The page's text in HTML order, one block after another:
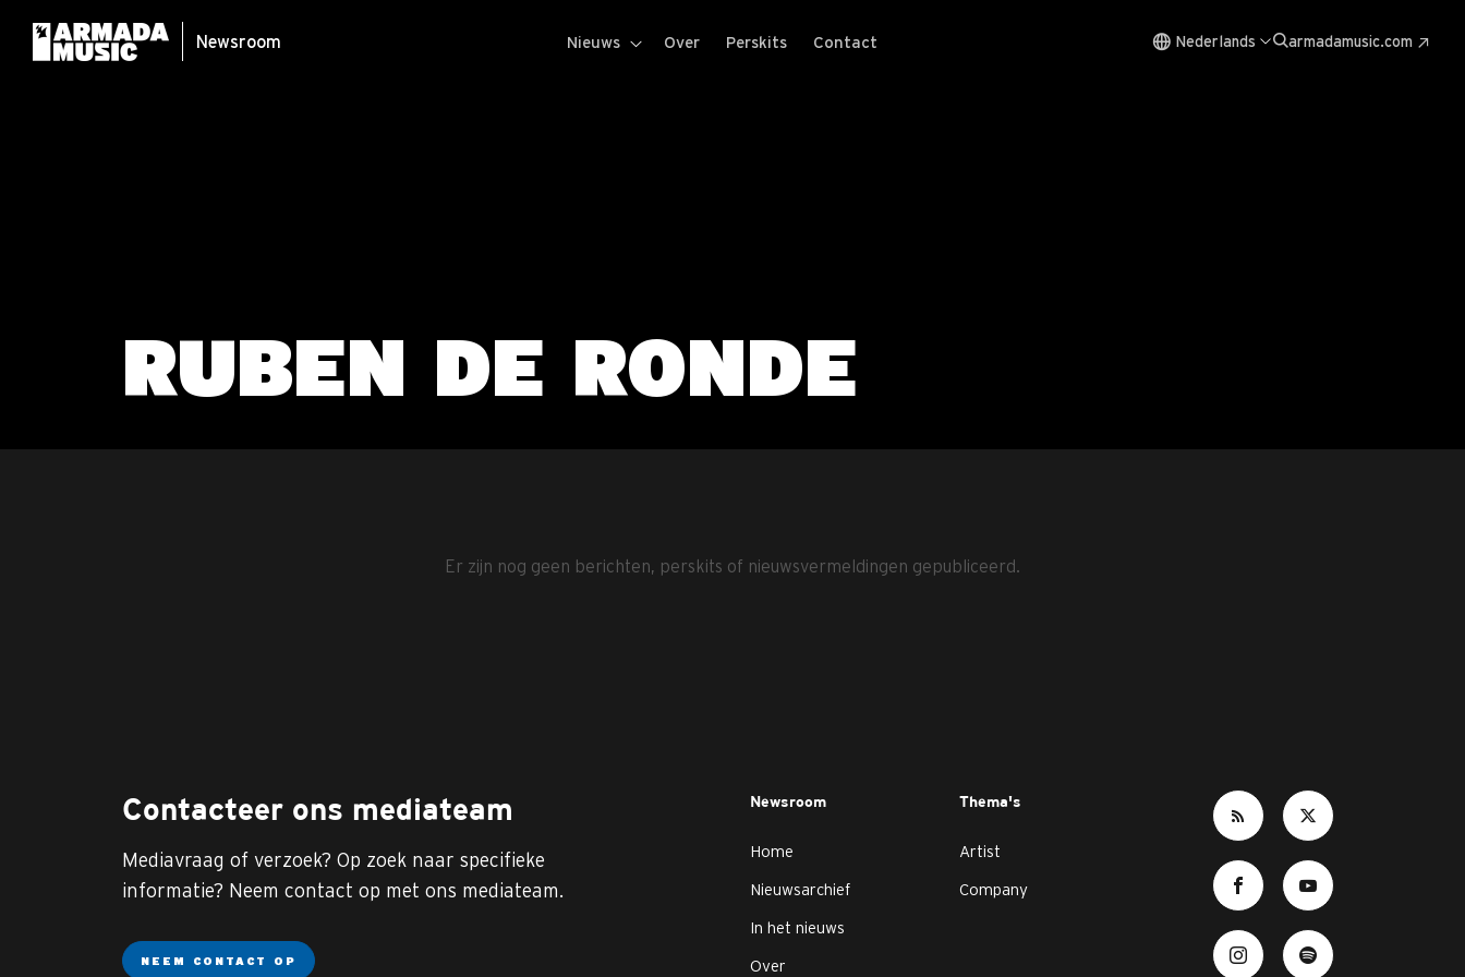
Newsroom Nieuws Over Perskits Contact Nederlands armadamusic.com
RUBEN DE RONDE
Er zijn nog geen berichten, perskits of nieuwsvermeldingen gepubliceerd.
Contacteer ons mediateam
Mediavraag of verzoek? Op zoek naar specifieke
informatie? Neem contact op met ons mediateam.
NEEM CONTACT OP
Newsroom
Home
Nieuwsarchief
In het nieuws
Over
Thema's
Artist
Company